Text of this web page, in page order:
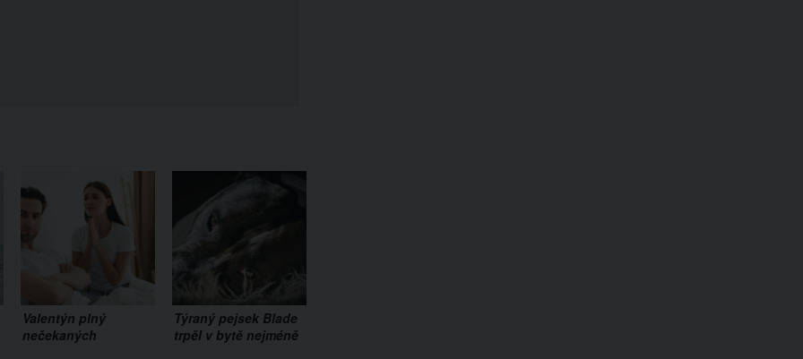
Valentýn plný
nečekaných
Týraný pejsek Blade
trpěl v bytě nejméně